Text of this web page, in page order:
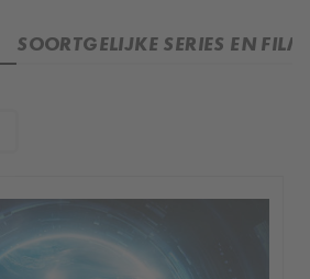
SOORTGELIJKE SERIES EN